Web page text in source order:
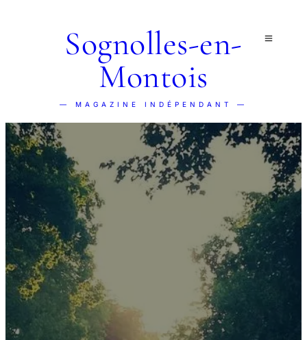
Sognolles-en-
Montois
— MAGAZINE INDÉPENDANT —